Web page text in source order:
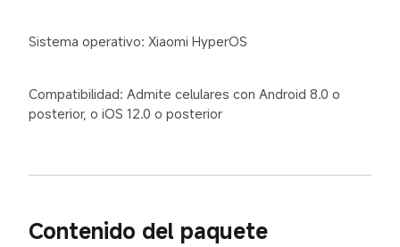
Sistema operativo: Xiaomi HyperOS
Compatibilidad: Admite celulares con Android 8.0 o
posterior, o iOS 12.0 o posterior
Contenido del paquete